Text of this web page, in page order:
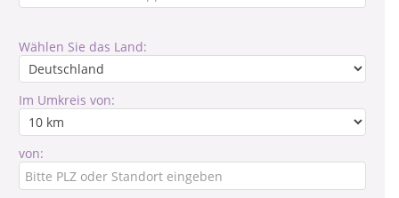
Wählen Sie das Land:
Im Umkreis von:
von: